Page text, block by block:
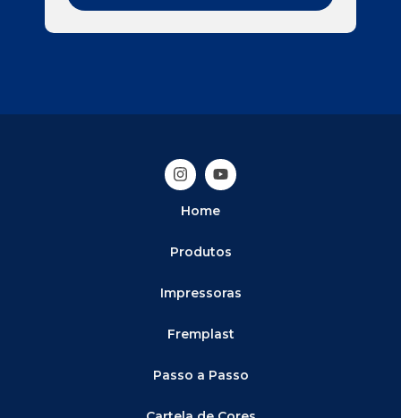
Home
Produtos
Impressoras
Fremplast
Passo a Passo